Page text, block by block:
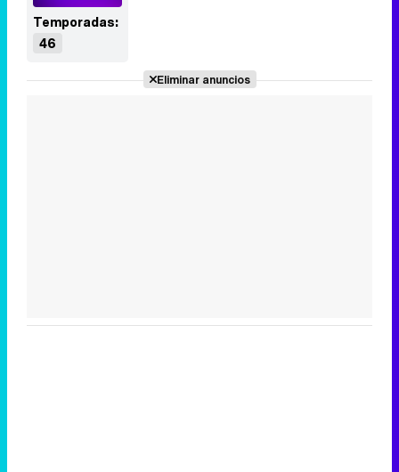
Temporadas:
46
Eliminar anuncios